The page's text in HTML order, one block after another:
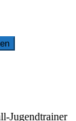
Jugendtrainer